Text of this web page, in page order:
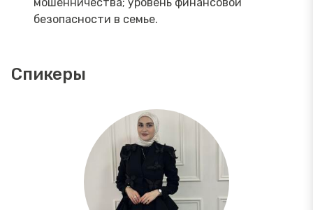
безопасности в семье.
Спикеры